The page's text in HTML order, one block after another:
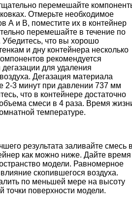
перемешайте
Отмерьте необходимое
А и В, поместите их в контейнер
перемешайте в течение по
что вы хорошо
и дну контейнера несколько
рекомендуется
для удаления
Дегазация материала
2-3 минут при давлении 737 мм
что в контейнере достаточно
смеси в 4 раза. Время
температуре.
результата заливайте смесь
как можно ниже. Дайте время
модели. Равномерное
скопившегося воздуха.
по меньшей мере на высоту
точки поверхности модели.